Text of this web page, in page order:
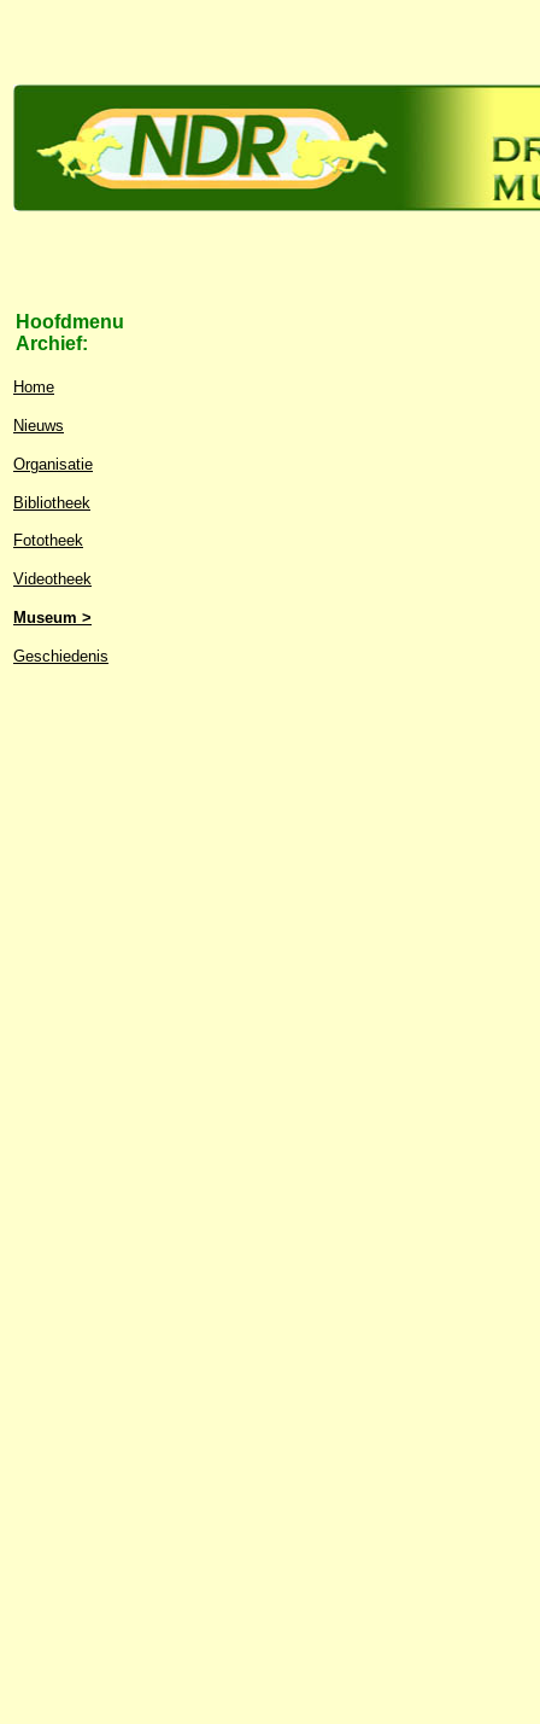
Hoofdmenu
Archief:
Home
Nieuws
Organisatie
Bibliotheek
Fototheek
Videotheek
Museum >
Geschiedenis